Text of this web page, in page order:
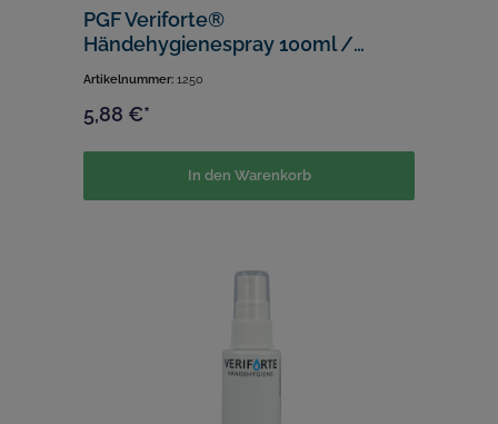
PGF Veriforte®
Händehygienespray 100ml /
gebrauchsfertig / Verkaufseinheit:
1 Karton (12Stk.)
Artikelnummer: 1250
5,88 €*
In den Warenkorb